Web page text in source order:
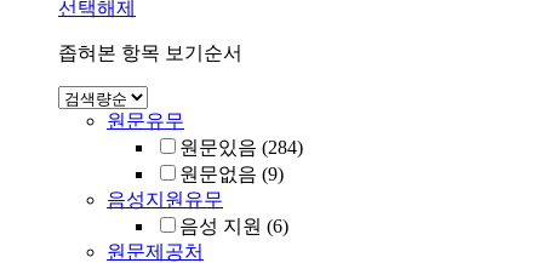
선택해제
좁혀본 항목 보기순서
원문유무
원문있음 (284)
원문없음 (9)
음성지원유무
음성 지원 (6)
원문제공처